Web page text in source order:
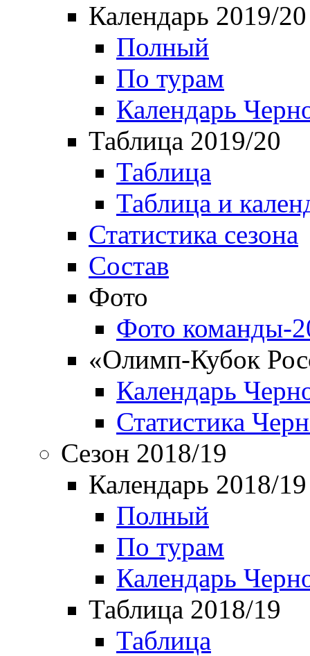
Календарь 2019/20
Полный
По турам
Календарь
Таблица 2019/20
Таблица
Таблица и
Статистика сезона
Состав
Фото
Фото команды-
«Олимп-Кубок
Календарь
Статистика
Сезон 2018/19
Календарь 2018/19
Полный
По турам
Календарь
Таблица 2018/19
Таблица